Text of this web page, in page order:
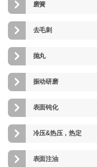
磨簧
去毛刺
抛丸
振动研磨
表面钝化
冷压&热压，热定
表面注油